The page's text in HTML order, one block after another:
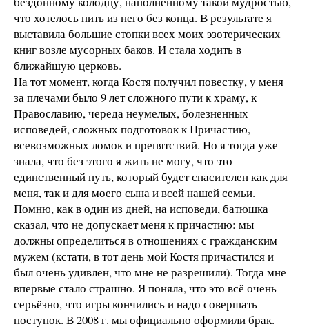
что хотелось пить из него без конца. В результате я
выставила большие стопки всех моих эзотерических
книг возле мусорных баков. И стала ходить в
ближайшую церковь.
На тот момент, когда Костя получил повестку, у меня
за плечами было 9 лет сложного пути к храму, к
Православию, череда неумелых, болезненных
исповедей, сложных подготовок к Причастию,
всевозможных ломок и препятствий. Но я тогда уже
знала, что без этого я жить не могу, что это
единственный путь, который будет спасителен как для
меня, так и для моего сына и всей нашей семьи.
Помню, как в один из дней, на исповеди, батюшка
сказал, что не допускает меня к причастию: мы
должны определиться в отношениях с гражданским
мужем (кстати, в тот день мой Костя причастился и
был очень удивлен, что мне не разрешили). Тогда мне
впервые стало страшно. Я поняла, что это всё очень
серьёзно, что игры кончились и надо совершать
поступок. В 2008 г. мы официально оформили брак.